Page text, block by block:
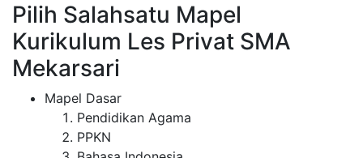
Pilih Salahsatu Mapel
Kurikulum Les Privat SMA
Mekarsari
Mapel Dasar
Pendidikan Agama
PPKN